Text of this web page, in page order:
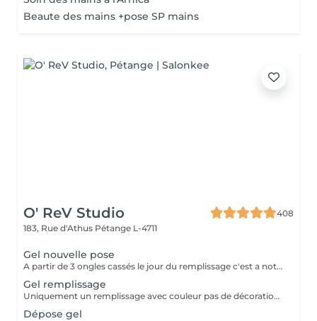
Beaute des mains +pose SP mains
O' ReV Studio
408
183, Rue d'Athus Pétange L-4711
Gel nouvelle pose
A partir de 3 ongles cassés le jour du remplissage c'est a noter une nouvelle pose.
Gel remplissage
Uniquement un remplissage avec couleur pas de décoration inclus.
Dépose gel